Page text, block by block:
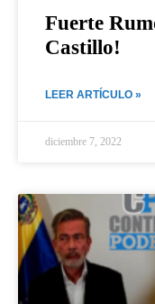
Fuerte
Castillo!
LEER ARTÍCULO »
diciembre 7, 2022